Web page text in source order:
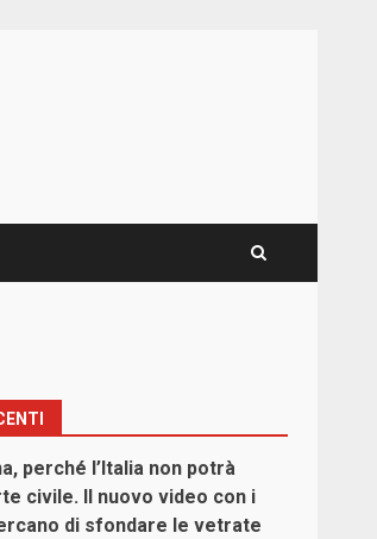
perché l’Italia non potrà
civile. Il nuovo video con i
di sfondare le vetrate